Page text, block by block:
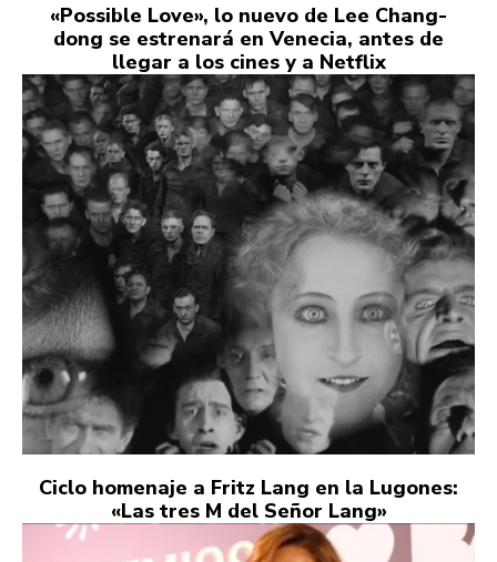
«Possible Love», lo nuevo de Lee Chang-
dong se estrenará en Venecia, antes de
llegar a los cines y a Netflix
Ciclo homenaje a Fritz Lang en la Lugones:
«Las tres M del Señor Lang»